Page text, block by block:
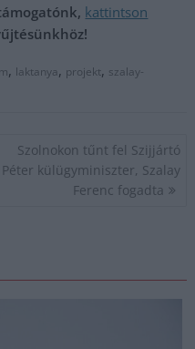
kattintson
, laktanya, projekt, szalay-
Szolnokon tűnt fel Szijjártó
Péter külügyminiszter, Szalay
Ferenc fogadta